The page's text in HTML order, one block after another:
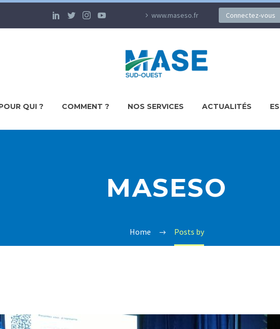
www.maseso.fr Connectez-vous
QUI ? COMMENT ? NOS SERVICES ACTUALITÉS
MASESO
Home Posts by